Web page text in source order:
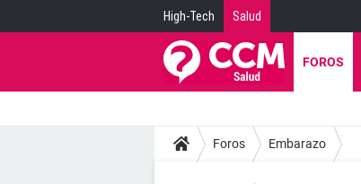
High-Tech Salud
FOROS
Foros Embarazo